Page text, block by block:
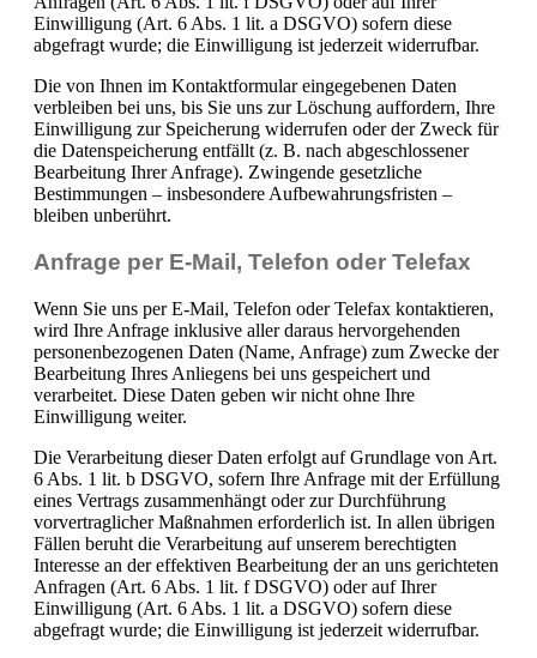
Einwilligung (Art. 6 Abs. 1 lit. a DSGVO) sofern diese
abgefragt wurde; die Einwilligung ist jederzeit widerrufbar.
Die von Ihnen im Kontaktformular eingegebenen Daten
verbleiben bei uns, bis Sie uns zur Löschung auffordern, Ihre
Einwilligung zur Speicherung widerrufen oder der Zweck für
die Datenspeicherung entfällt (z. B. nach abgeschlossener
Bearbeitung Ihrer Anfrage). Zwingende gesetzliche
Bestimmungen – insbesondere Aufbewahrungsfristen –
bleiben unberührt.
Anfrage per E-Mail, Telefon oder Telefax
Wenn Sie uns per E-Mail, Telefon oder Telefax kontaktieren,
wird Ihre Anfrage inklusive aller daraus hervorgehenden
personenbezogenen Daten (Name, Anfrage) zum Zwecke der
Bearbeitung Ihres Anliegens bei uns gespeichert und
verarbeitet. Diese Daten geben wir nicht ohne Ihre
Einwilligung weiter.
Die Verarbeitung dieser Daten erfolgt auf Grundlage von Art.
6 Abs. 1 lit. b DSGVO, sofern Ihre Anfrage mit der Erfüllung
eines Vertrags zusammenhängt oder zur Durchführung
vorvertraglicher Maßnahmen erforderlich ist. In allen übrigen
Fällen beruht die Verarbeitung auf unserem berechtigten
Interesse an der effektiven Bearbeitung der an uns gerichteten
Anfragen (Art. 6 Abs. 1 lit. f DSGVO) oder auf Ihrer
Einwilligung (Art. 6 Abs. 1 lit. a DSGVO) sofern diese
abgefragt wurde; die Einwilligung ist jederzeit widerrufbar.